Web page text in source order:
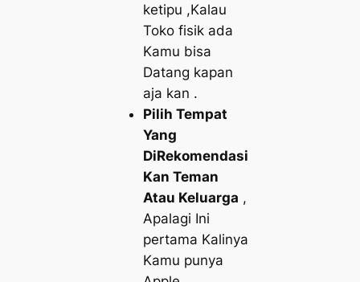
ketipu ,Kalau
Toko fisik ada
Kamu bisa
Datang kapan
aja kan .
Pilih Tempat
Yang
DiRekomendasi
Kan Teman
Atau Keluarga ,
Apalagi Ini
pertama Kalinya
Kamu punya